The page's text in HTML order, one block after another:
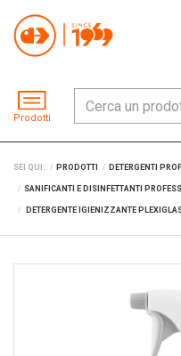
Prodotti
SEI QUI: PRODOTTI DETERGENTI
SANIFICANTI E DISINFETTANTI
DETERGENTE IGIENIZZANTE